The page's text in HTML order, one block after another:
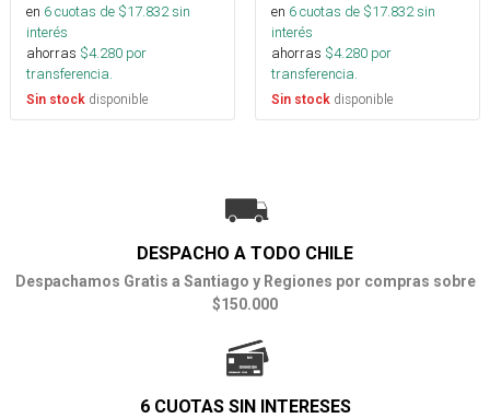
en 6cuotas de $17.832sin
interés
ahorras $4.280 por
transferencia.
Sin stock disponible
en 6cuotas de $17.832sin
interés
ahorras $4.280 por
transferencia.
Sin stock disponible
DESPACHO A TODO CHILE
Despachamos Gratis a Santiago y Regiones por compras sobre
$150.000
6 CUOTAS SIN INTERESES